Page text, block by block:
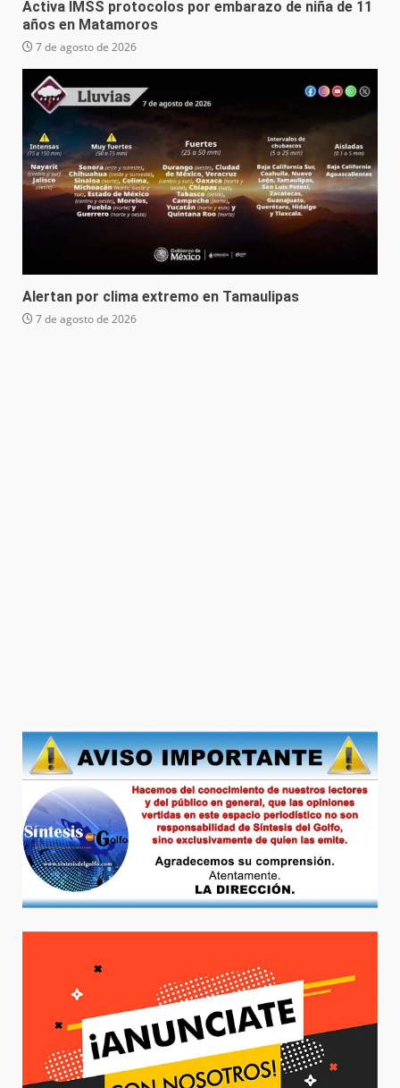
Activa IMSS protocolos por embarazo de niña de 11
años en Matamoros
7 de agosto de 2026
Alertan por clima extremo en Tamaulipas
7 de agosto de 2026